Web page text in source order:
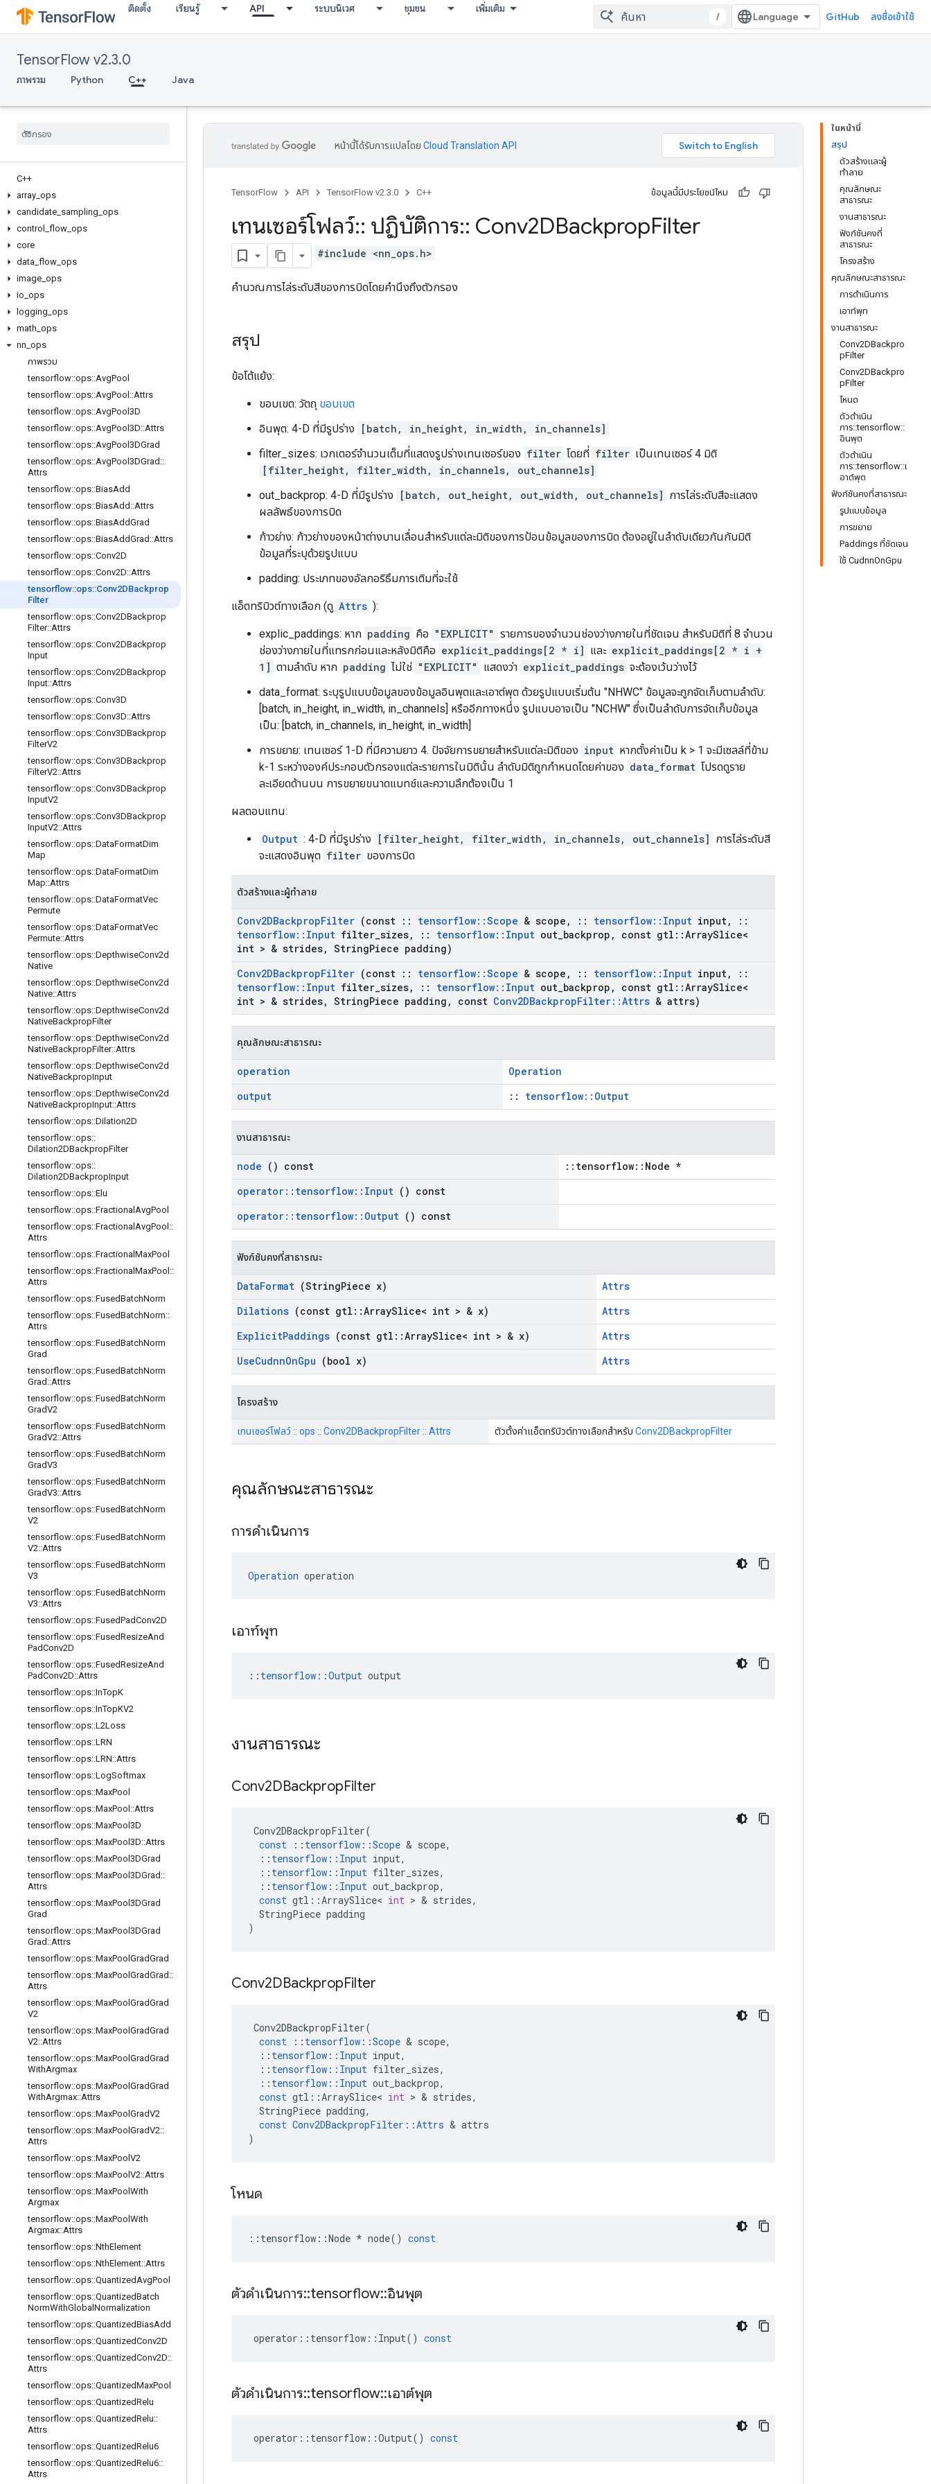
ติดตั้ง เรียนรู้ API ระบบนิเวศ ชุมชน เพิ่มเติม
/ GitHub ลงชื่อเข้าใช้
TensorFlow v2.3.0
ภาพรวม Python C++ Java
C++
array ops
candidate sampling ops
control
flow ops
core
data flow ops
image ops
io ops
logging ops
math ops
nn ops
ภาพรวม
tensorflow::ops::AvgPool
tensorflow::ops::AvgPool ::Attrs
tensorflow::ops::AvgPool3D
tensorflow::ops::AvgPool3D::Attrs
tensorflow::ops::AvgPool3DGrad
tensorflow::ops::AvgPool3DGrad ::
Attrs
tensorflow::ops::BiasAdd
tensorflow::ops::BiasAdd ::Attrs
tensorflow::ops::BiasAddGrad
tensorflow::ops::BiasAddGrad ::Attrs
tensorflow::ops::Conv2D
tensorflow::ops::Conv2D::Attrs
tensorflow::ops::Conv2DBackprop
Filter
tensorflow::ops::Conv2DBackprop
Filter::Attrs
tensorflow::ops::Conv2DBackprop
Input
tensorflow::ops::Conv2DBackprop
Input::Attrs
tensorflow::ops::Conv3D
tensorflow::ops::Conv3D::Attrs
tensorflow::ops::Conv3DBackprop
FilterV2
tensorflow::ops::Conv3DBackprop
FilterV2::Attrs
tensorflow::ops::Conv3DBackprop
InputV2
tensorflow::ops::Conv3DBackprop
InputV2::Attrs
tensorflow::ops::DataFormatDim
Map
tensorflow::ops::DataFormatDim
Map::Attrs
tensorflow::ops::DataFormatVec
Permute
tensorflow::ops::DataFormatVec
Permute::Attrs
tensorflow::ops::DepthwiseConv2d
Native
tensorflow::ops::DepthwiseConv2d
Native::Attrs
tensorflow::ops::DepthwiseConv2d
NativeBackpropFilter
tensorflow::ops::DepthwiseConv2d
NativeBackpropFilter::Attrs
tensorflow::ops::DepthwiseConv2d
NativeBackpropInput
tensorflow::ops::DepthwiseConv2d
NativeBackpropInput::Attrs
tensorflow::ops::Dilation2D
tensorflow::ops::
Dilation2DBackpropFilter
tensorflow::ops::
Dilation2DBackpropInput
tensorflow::ops::Elu
tensorflow::ops::Fractional AvgPool
tensorflow::ops::Fractional AvgPool ::
Attrs
tensorflow::ops::Fractional MaxPool
tensorflow::ops::Fractional MaxPool ::
Attrs
tensorflow::ops::FusedBatchNorm
tensorflow::ops::FusedBatchNorm::
Attrs
tensorflow::ops::FusedBatchNorm
Grad
tensorflow::ops::FusedBatchNorm
Grad ::Attrs
tensorflow::ops::FusedBatchNorm
GradV2
tensorflow::ops::FusedBatchNorm
GradV2::Attrs
tensorflow::ops::FusedBatchNorm
GradV3
tensorflow::ops::FusedBatchNorm
GradV3::Attrs
tensorflow::ops::FusedBatchNorm
V2
tensorflow::ops::FusedBatchNorm
V2::Attrs
tensorflow::ops::FusedBatchNorm
V3
tensorflow::ops::FusedBatchNorm
V3::Attrs
tensorflow::ops::FusedPadConv2D
tensorflow::ops::FusedResizeAnd
PadConv2D
tensorflow::ops::FusedResizeAnd
PadConv2D::Attrs
tensorflow::ops::InTopK
tensorflow::ops::InTopKV2
tensorflow::ops::L2Loss
tensorflow::ops::LRN
tensorflow::ops::LRN::Attrs
tensorflow::ops::LogSoftmax
tensorflow::ops::MaxPool
tensorflow::ops::MaxPool ::Attrs
tensorflow::ops::MaxPool3D
tensorflow::ops::MaxPool3D::Attrs
tensorflow::ops::MaxPool3DGrad
tensorflow::ops::MaxPool3DGrad ::
Attrs
tensorflow::ops::MaxPool3DGrad
Grad
tensorflow::ops::MaxPool3DGrad
Grad ::Attrs
tensorflow::ops::MaxPool GradGrad
tensorflow::ops::MaxPool GradGrad ::
Attrs
tensorflow::ops::MaxPool GradGrad
V2
tensorflow::ops::MaxPool GradGrad
V2::Attrs
tensorflow::ops::MaxPool GradGrad
WithArgmax
tensorflow::ops::MaxPool GradGrad
WithArgmax::Attrs
tensorflow::ops::MaxPool GradV2
tensorflow::ops::MaxPool GradV2::
Attrs
tensorflow::ops::MaxPool V2
tensorflow::ops::MaxPool V2::Attrs
tensorflow::ops::MaxPool With
Argmax
tensorflow::ops::MaxPool With
Argmax::Attrs
tensorflow::ops::NthElement
tensorflow::ops::NthElement::Attrs
tensorflow::ops::QuantizedAvgPool
tensorflow::ops::QuantizedBatch
NormWithGlobal Normalization
tensorflow::ops::QuantizedBiasAdd
tensorflow::ops::QuantizedConv2D
tensorflow::ops::QuantizedConv2D::
Attrs
tensorflow::ops::QuantizedMaxPool
tensorflow::ops::QuantizedRelu
tensorflow::ops::QuantizedRelu::
Attrs
tensorflow::ops::QuantizedRelu6
tensorflow::ops::QuantizedRelu6::
Attrs
ในหน้านี้
สรุป
ตัวสร้างและผู้
ทำลาย
คุณลักษณะ
สาธารณะ
งานสาธารณะ
ฟังก์ชันคงที่
สาธารณะ
โครงสร้าง
คุณลักษณะสาธารณะ
การดำเนินการ
เอาท์พุท
งานสาธารณะ
Conv2DBackpro
pFilter
Conv2DBackpro
pFilter
โหนด
ตัวดำเนิน
การ::tensorflow::
อินพุต
ตัวดำเนิน
การ::tensorflow::เ
อาต์พุต
ฟังก์ชันคงที่สาธารณะ
รูปแบบข้อมูล
การขยาย
Paddings ที่ชัดเจน
ใช้ CudnnOnGpu
หน้านี้ได้รับการแปลโดย Cloud Translation API
TensorFlow API TensorFlow v2.3.0 C++ ข้อมูลนี้มีประโยชน์ไหม
เทนเซอร์โฟลว์:: ปฏิบัติการ:: Conv2DBackpropFilter
#include <nn_ops.h>
คำนวณการไล่ระดับสีของการบิดโดยคำนึงถึงตัวกรอง
สรุป
ข้อโต้แย้ง:
ขอบเขต: วัตถุ ขอบเขต
อินพุต: 4-D ที่มีรูปร่าง
[batch, in_height, in_width, in_channels]
filter_sizes: เวกเตอร์จำนวนเต็มที่แสดงรูปร่างเทนเซอร์ของ filter โดยที่ filter เป็นเทนเซอร์ 4 มิติ
[filter_height, filter_width, in_channels, out_channels]
out_backprop: 4-D ที่มีรูปร่าง
[batch, out_height, out_width, out_channels] การไล่ระดับสีจะแสดง
ผลลัพธ์ของการบิด
ก้าวย่าง: ก้าวย่างของหน้าต่างบานเลื่อนสำหรับแต่ละมิติของการป้อนข้อมูลของการบิด ต้องอยู่ในลำดับเดียวกันกับมิติ
ข้อมูลที่ระบุด้วยรูปแบบ
padding: ประเภทของอัลกอริธึมการเติมที่จะใช้
แอ็ตทริบิวต์ทางเลือก (ดู Attrs ):
explic_paddings: หาก padding คือ "EXPLICIT" รายการของจำนวนช่องว่างภายในที่ชัดเจน สำหรับมิติที่ 8 จำนวน
ช่องว่างภายในที่แทรกก่อนและหลังมิติคือ explicit_paddings[2 * i] และ explicit_paddings[2 * i +
1] ตามลำดับ หาก padding ไม่ใช่ "EXPLICIT" แสดงว่า explicit_paddings จะต้องเว้นว่างไว้
data_format: ระบุรูปแบบข้อมูลของข้อมูลอินพุตและเอาต์พุต ด้วยรูปแบบเริ่มต้น "NHWC" ข้อมูลจะถูกจัดเก็บตามลำดับ:
[batch, in_height, in_width, in_channels] หรืออีกทางหนึ่ง รูปแบบอาจเป็น "NCHW" ซึ่งเป็นลำดับการจัดเก็บข้อมูล
เป็น: [batch, in_channels, in_height, in_width]
การขยาย: เทนเซอร์ 1-D ที่มีความยาว 4. ปัจจัยการขยายสำหรับแต่ละมิติของ input หากตั้งค่าเป็น k > 1 จะมีเซลล์ที่ข้าม
k-1 ระหว่างองค์ประกอบตัวกรองแต่ละรายการในมิตินั้น ลำดับมิติถูกกำหนดโดยค่าของ data_format โปรดดูราย
ละเอียดด้านบน การขยายขนาดแบทช์และความลึกต้องเป็น 1
ผลตอบแทน:
Output : 4-D ที่มีรูปร่าง [filter_height, filter_width, in_channels, out_channels] การไล่ระดับสี
จะแสดงอินพุต filter ของการบิด
ตัวสร้างและผู้ทำลาย
Conv2DBackpropFilter (const :: tensorflow::Scope & scope , :: tensorflow:: Input input,
::
tensorflow:: Input filter sizes, :: tensorflow:: Input out backprop , const gtl ::ArraySlice<
int > & strides, StringPiece padding)
Conv2DBackpropFilter (const :: tensorflow::Scope & scope , :: tensorflow:: Input input,
::
tensorflow:: Input filter sizes, :: tensorflow:: Input out backprop , const gtl ::ArraySlice<
int > & strides, StringPiece padding , const Conv2DBackpropFilter::Attrs & attrs)
คุณลักษณะสาธารณะ
operation
Operation
output
:: tensorflow::Output
งานสาธารณะ
node () const
::tensorflow::Node *
operator:: tensorflow:: Input () const
operator:: tensorflow:: Output () const
ฟังก์ชันคงที่สาธารณะ
DataFormat (StringPiece x)
Attrs
Dilations (const gtl ::ArraySlice< int > & x)
Attrs
ExplicitPaddings (const gtl ::ArraySlice< int > & x)
Attrs
UseCudnnOnGpu (bool x) Attrs
โครงสร้าง
เทนเซอร์โฟลว์ :: ops :: Conv2DBackpropFilter :: Attrs ตัวตั้งค่าแอ็ตทริบิวต์ทางเลือกสำหรับ Conv2DBackpropFilter
คุณลักษณะสาธารณะ
การดำเนินการ
Operation operation
เอาท์พุท
:: tensorflow::Output output
งานสาธารณะ
Conv2DBackpropFilter
Conv2DBackpropFilter(
const
:: tensorflow ::Scope & scope,
:: tensorflow :: Input input,
:: tensorflow :: Input filter_sizes,
:: tensorflow :: Input out_backprop,
const gtl ::ArraySlice< int > & strides,
StringPiece padding
)
Conv2DBackpropFilter
Conv2DBackpropFilter(
const
:: tensorflow ::Scope & scope,
:: tensorflow :: Input input,
:: tensorflow :: Input filter_sizes,
:: tensorflow :: Input out_backprop,
const gtl ::ArraySlice< int > & strides,
StringPiece padding,
const Conv2DBackpropFilter ::Attrs & attrs
)
โหนด
:: tensorflow ::Node * node() const
ตัวดำเนินการ::tensorflow::อินพุต
operator :: tensorflow :: Input() const
ตัวดำเนินการ::tensorflow::เอาต์พุต
operator :: tensorflow ::Output() const